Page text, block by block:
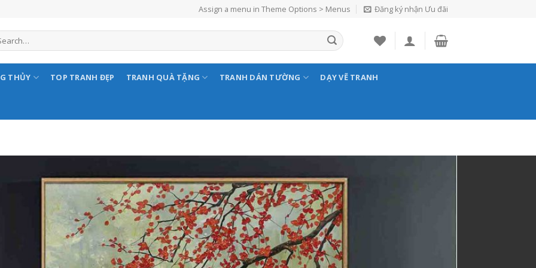
Assign a menu in Theme Options > Menus Đăng ký nhận Ưu đãi
THỦY TOP TRANH ĐẸP TRANH QUÀ TẶNG TRANH DÁN TƯỜNG DẠY VẼ TRANH